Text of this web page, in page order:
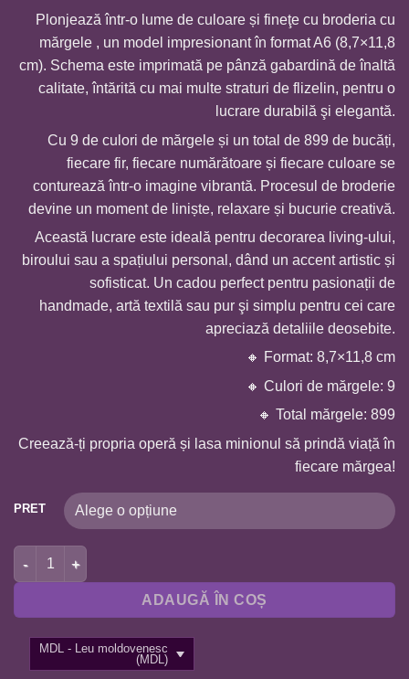
Plonjează într-o lume de culoare și fineţe cu broderia cu
mărgele , un model impresionant în format A6 (8,7×11,8
cm). Schema este imprimată pe pânză gabardină de înaltă
calitate, întărită cu mai multe straturi de flizelin, pentru o
lucrare durabilă şi elegantă.
Cu 9 de culori de mărgele și un total de 899 de bucăți,
fiecare fir, fiecare numărătoare și fiecare culoare se
conturează într-o imagine vibrantă. Procesul de broderie
devine un moment de liniște, relaxare și bucurie creativă.
Această lucrare este ideală pentru decorarea living-ului,
biroului sau a spațiului personal, dând un accent artistic și
sofisticat. Un cadou perfect pentru pasionații de
handmade, artă textilă sau pur şi simplu pentru cei care
apreciază detaliile deosebite.
🔸 Format: 8,7×11,8 cm
🔸 Culori de mărgele: 9
🔸 Total mărgele: 899
Creează-ți propria operă și lasa minionul să prindă viață în
fiecare mărgea!
PRET
Cantitate BRODERIE CU MARGELE A6-MINION BS6023
ADAUGĂ ÎN COȘ
MDL - Leu moldovenesc
(MDL)